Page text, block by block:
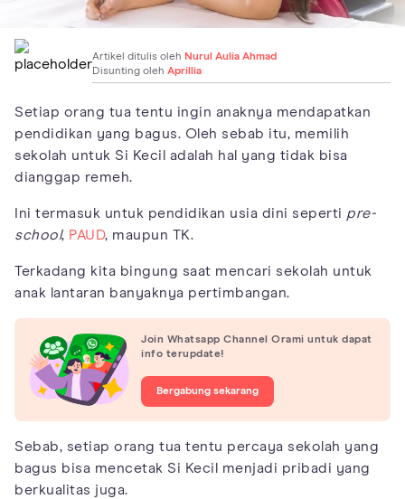
Artikel ditulis oleh Nurul Aulia Ahmad
Disunting oleh Aprillia
Setiap orang tua tentu ingin anaknya mendapatkan
pendidikan yang bagus. Oleh sebab itu, memilih
sekolah untuk Si Kecil adalah hal yang tidak bisa
dianggap remeh.
Ini termasuk untuk pendidikan usia dini seperti pre-
school, PAUD, maupun TK.
Terkadang kita bingung saat mencari sekolah untuk
anak lantaran banyaknya pertimbangan.
Join Whatsapp Channel Orami untuk dapat
info terupdate!
Bergabung sekarang
Sebab, setiap orang tua tentu percaya sekolah yang
bagus bisa mencetak Si Kecil menjadi pribadi yang
berkualitas juga.